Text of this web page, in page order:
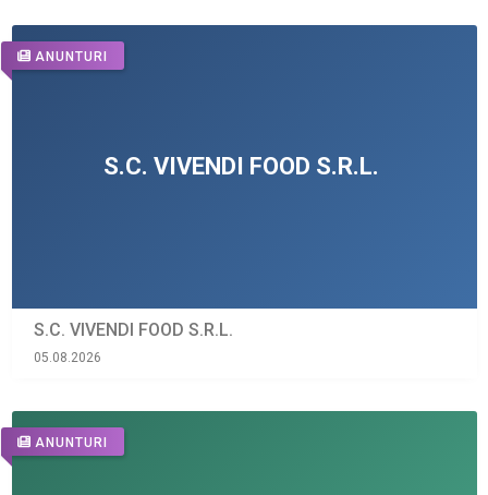
ANUNTURI
S.C. VIVENDI FOOD S.R.L.
05.08.2026
ANUNTURI